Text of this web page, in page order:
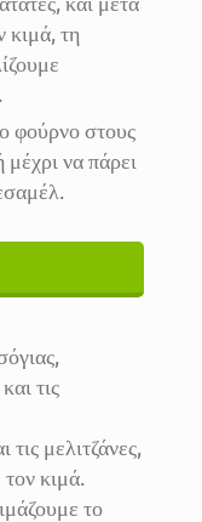
κιμά, τη
φούρνο στους
να πάρει
τις
μελιτζάνες,
κιμά.
το